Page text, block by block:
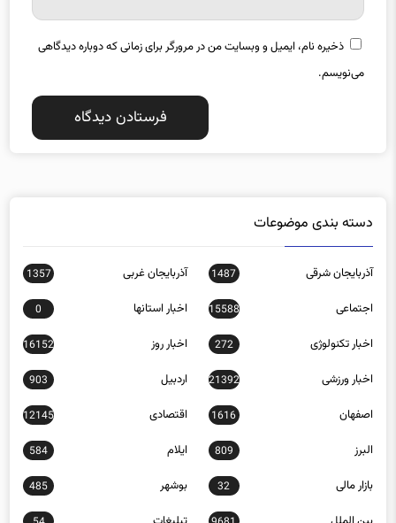
ذخیره نام، ایمیل و وبسایت من در مرورگر برای زمانی که دوباره دیدگاهی
دسته بندی موضوعات
آذربایجان شرقی 1487 آذربایجان غربی 1357
اجتماعی 15588 اخبار استانها 0
اخبار تکنولوژی 272 اخبار روز 16152
اخبار ورزشی 21392 اردبیل 903
اصفهان 1616 اقتصادی 12145
البرز 809 ایلام 584
بازار مالی 32 بوشهر 485